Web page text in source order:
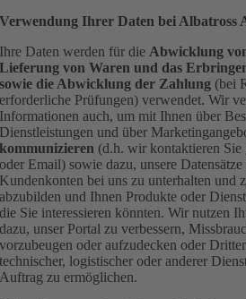
Verwendung Ihrer Daten bei Albatross
Ihre Daten werden für dieAbwicklung
Lieferung von Waren und das
sowie die Abwicklung der Zahlung (bei
erforderliche Prüfungen) verwendet. Wir
Informationen auch, um mit Ihnen über
Dienstleistungen und über
kommunizieren (d.h. wir kontaktieren
oder Email) sowie dazu, unsere
Kundenkonten bei uns zu unterhalten und
abzubilden und Ihnen Produkte oder
die Sie interessieren könnten. Wir nutzen
dazu, unser Portal zu verbessern,
vorzubeugen oder aufzudecken oder
technischer, logistischer oder anderer
Auftrag zu ermöglichen.